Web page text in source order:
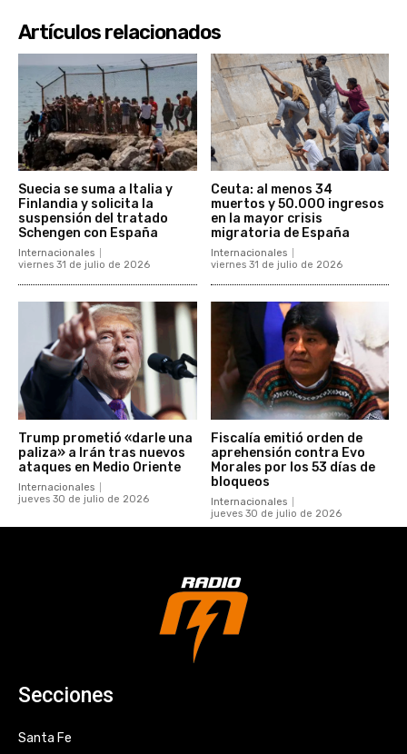
Artículos relacionados
Suecia se suma a Italia y
Finlandia y solicita la
suspensión del tratado
Schengen con España
Internacionales
viernes 31 de julio de 2026
Ceuta: al menos 34
muertos y 50.000 ingresos
en la mayor crisis
migratoria de España
Internacionales
viernes 31 de julio de 2026
Trump prometió «darle una
paliza» a Irán tras nuevos
ataques en Medio Oriente
Internacionales
jueves 30 de julio de 2026
Fiscalía emitió orden de
aprehensión contra Evo
Morales por los 53 días de
bloqueos
Internacionales
jueves 30 de julio de 2026
Secciones
Santa Fe